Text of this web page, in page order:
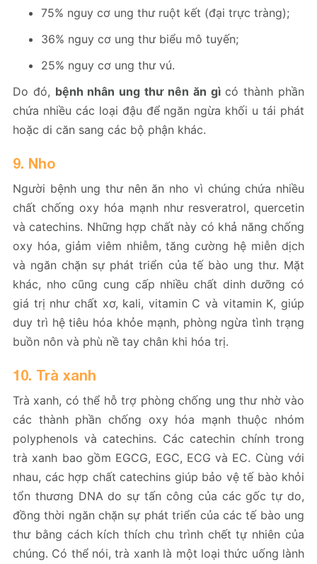
75% nguy cơ ung thư ruột kết (đại trực tràng);
36% nguy cơ ung thư biểu mô tuyến;
25% nguy cơ ung thư vú.
Do đó, bệnh nhân ung thư nên ăn gìcó thành phần
chứa nhiều các loại đậu để ngăn ngừa khối u tái phát
hoặc di căn sang các bộ phận khác.
9. Nho
Người bệnh ung thư nên ăn nho vì chúng chứa nhiều
chất chống oxy hóa mạnh như resveratrol, quercetin
và catechins. Những hợp chất này có khả năng chống
oxy hóa, giảm viêm nhiễm, tăng cường hệ miễn dịch
và ngăn chặn sự phát triển của tế bào ung thư. Mặt
khác, nho cũng cung cấp nhiều chất dinh dưỡng có
giá trị như chất xơ, kali, vitamin C và vitamin K, giúp
duy trì hệ tiêu hóa khỏe mạnh, phòng ngừa tình trạng
buồn nôn và phù nề tay chân khi hóa trị.
10. Trà xanh
Trà xanh, có thể hỗ trợ phòng chống ung thư nhờ vào
các thành phần chống oxy hóa mạnh thuộc nhóm
polyphenols và catechins. Các catechin chính trong
trà xanh bao gồm EGCG, EGC, ECG và EC​​. Cùng với
nhau, các hợp chất catechins giúp bảo vệ tế bào khỏi
tổn thương DNA do sự tấn công của các gốc tự do,
đồng thời ngăn chặn sự phát triển của các tế bào ung
thư bằng cách kích thích chu trình chết tự nhiên của
chúng. Có thể nói, trà xanh là một loại thức uống lành